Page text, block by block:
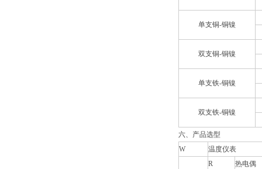
单支铜-铜镍
双支铜-铜镍
单支铁-铜镍
双支铁-铜镍
六、产品选型
W
温度仪表
R
热电偶